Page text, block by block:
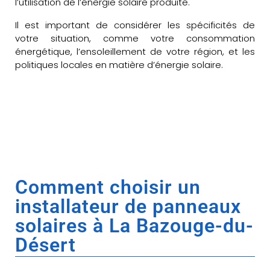
Il est important de considérer les spécificités de
votre situation, comme votre consommation
énergétique, l’ensoleillement de votre région, et les
politiques locales en matière d’énergie solaire.
Comment choisir un
installateur de panneaux
solaires à La Bazouge-du-
Désert